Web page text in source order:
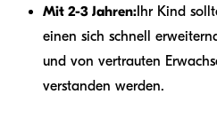
Mit 2-3 Jahren: Ihr Kind
einen sich schnell
und von vertrauten
verstanden werden.